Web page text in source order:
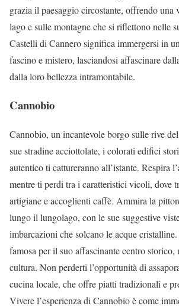
grazia il paesaggio circostante, offrendo una
lago e sulle montagne che si riflettono nelle
Castelli di Cannero significa immergersi in
fascino e mistero, lasciandosi affascinare
dalla loro bellezza intramontabile.
Cannobio
Cannobio, un incantevole borgo sulle rive
sue stradine acciottolate, i colorati edifici
autentico ti cattureranno all’istante. Respira
mentre ti perdi tra i caratteristici vicoli, dove
artigiane e accoglienti caffè. Ammira la
lungo il lungolago, con le sue suggestive
imbarcazioni che solcano le acque
famosa per il suo affascinante centro storico,
cultura. Non perderti l’opportunità di
cucina locale, che offre piatti tradizionali e
Vivere l’esperienza di Cannobio è come